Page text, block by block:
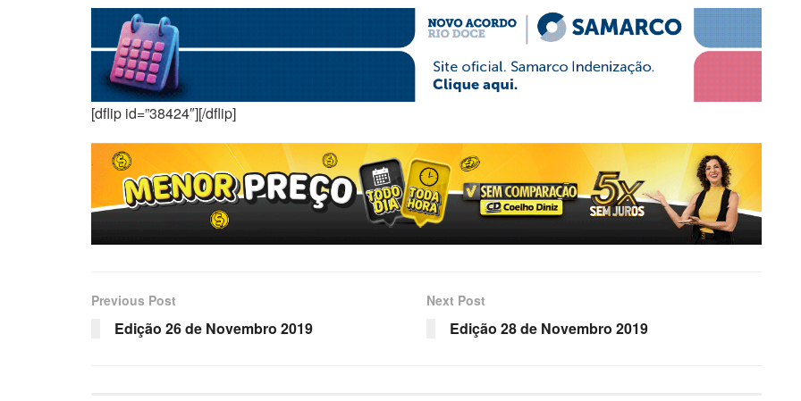
[dflip id=”38424″][/dflip]
Previous Post
Edição 26 de Novembro 2019
Next Post
Edição 28 de Novembro 2019